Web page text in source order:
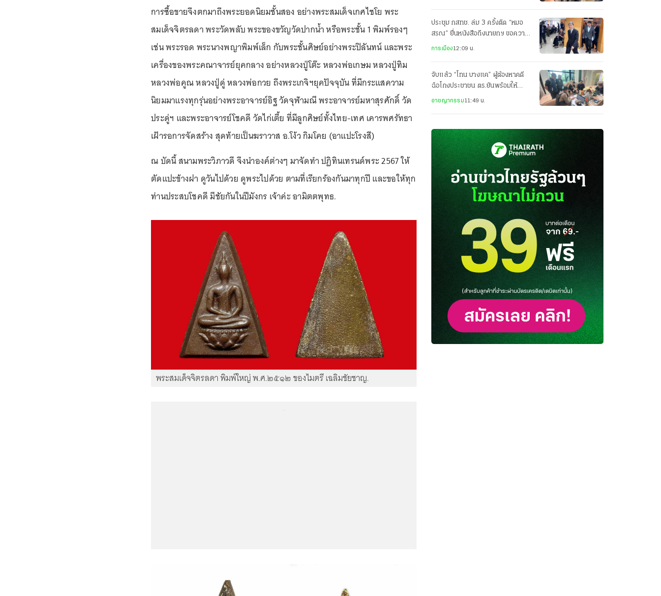
การซื้อขายจึงตกมาถึงพระยอดนิยมชั้นสอง อย่างพระสมเด็จเกศไชโย พระ
สมเด็จจิตรลดา พระวัดพลับ พระของขวัญวัดปากน้ำ หรือพระชั้น 1 พิมพ์รองๆ
เช่น พระรอด พระนางพญาพิมพ์เล็ก กับพระชั้นศิษย์อย่างพระปิลันทน์ และพระ
เครื่องของพระคณาจารย์ยุคกลาง อย่างหลวงปู่โต๊ะ หลวงพ่อเกษม หลวงปู่ทิม
หลวงพ่อคูณ หลวงปู่ดู่ หลวงพ่อกวย ถึงพระเกจิฯยุคปัจจุบัน ที่มีกระแสความ
นิยมมาแรงทุกรุ่นอย่างพระอาจารย์อิฐ วัดจุฬามณี พระอาจารย์มหาสุรศักดิ์ วัด
ประดู่ฯ และพระอาจารย์โชคดี วัดไก่เตี้ย ที่มีลูกศิษย์ทั้งไทย-เทศ เคารพศรัทธา
เฝ้ารอการจัดสร้าง สุดท้ายเป็นฆราวาส อ.โง้ว กิมโคย (อาแปะโรงสี)
ณ บัดนี้ สนามพระวิภาวดี จึงนำองค์ต่างๆ มาจัดทำ ปฏิทินเทรนด์พระ 2567 ให้
ตัดแปะข้างฝา ดูวันไปด้วย ดูพระไปด้วย ตามที่เรียกร้องกันมาทุกปี และขอให้ทุก
ท่านประสบโชคดี มีชัยกันในปีมังกร เจ้าค่ะ อามิตตพุทธ.
พระสมเด็จจิตรลดา พิมพ์ใหญ่ พ.ศ.๒๕๑๒ ของไมตรี เฉลิมชัยชาญ.
ประชุม กสทช. ล่ม 3 ครั้งติด “หมอ
สรณ” ยื่นหนังสือถึงนายกฯ ขอความ
เป็นธรรม
การเมือง12:09 น.
จับแล้ว “โทน บางแค” ผู้ต้องหาคดี
ฉ้อโกงประชาชน ตร.ยันพร้อมให้
อาชญากรรม11:49 น.